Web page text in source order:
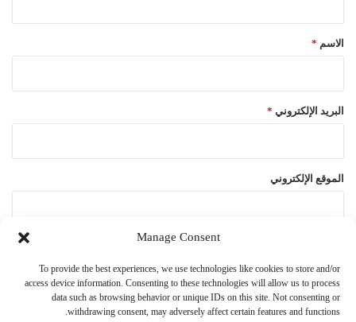
Manage Consent
To provide the best experiences, we use technologies like cookies to store and/or
access device information. Consenting to these technologies will allow us to process
data such as browsing behavior or unique IDs on this site. Not consenting or
withdrawing consent, may adversely affect certain features and functions.
*
الاسم *
البريد الإلكتروني *
الموقع الإلكتروني
احفظ اسمي، بريدي الإلكتروني، والموقع الإلكتروني في هذا المتصفح
لاستخدامها المرة المقبلة في تعليقي.